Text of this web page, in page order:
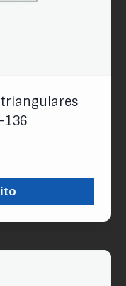
triangulares
136